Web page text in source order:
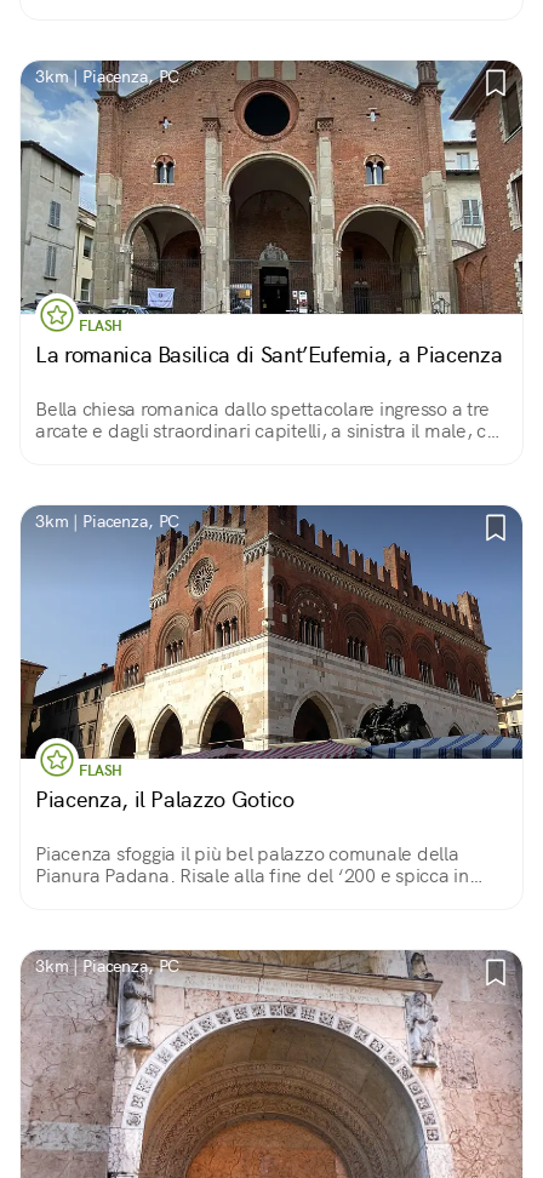
3km | Piacenza, PC
FLASH
La romanica Basilica di Sant’Eufemia, a Piacenza
Bella chiesa romanica dallo spettacolare ingresso a tre
arcate e dagli straordinari capitelli, a sinistra il male, con
3km | Piacenza, PC
FLASH
Piacenza, il Palazzo Gotico
Piacenza sfoggia il più bel palazzo comunale della
Pianura Padana. Risale alla fine del ‘200 e spicca in
3km | Piacenza, PC